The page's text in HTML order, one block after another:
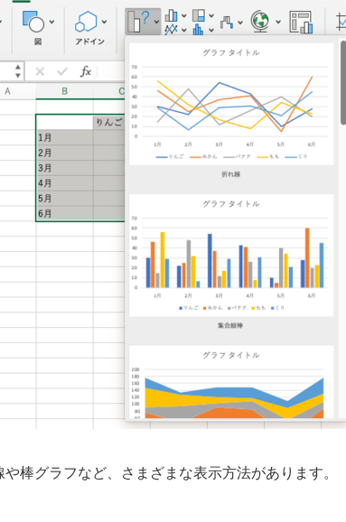
や棒グラフなど、さまざまな表示方法があります。